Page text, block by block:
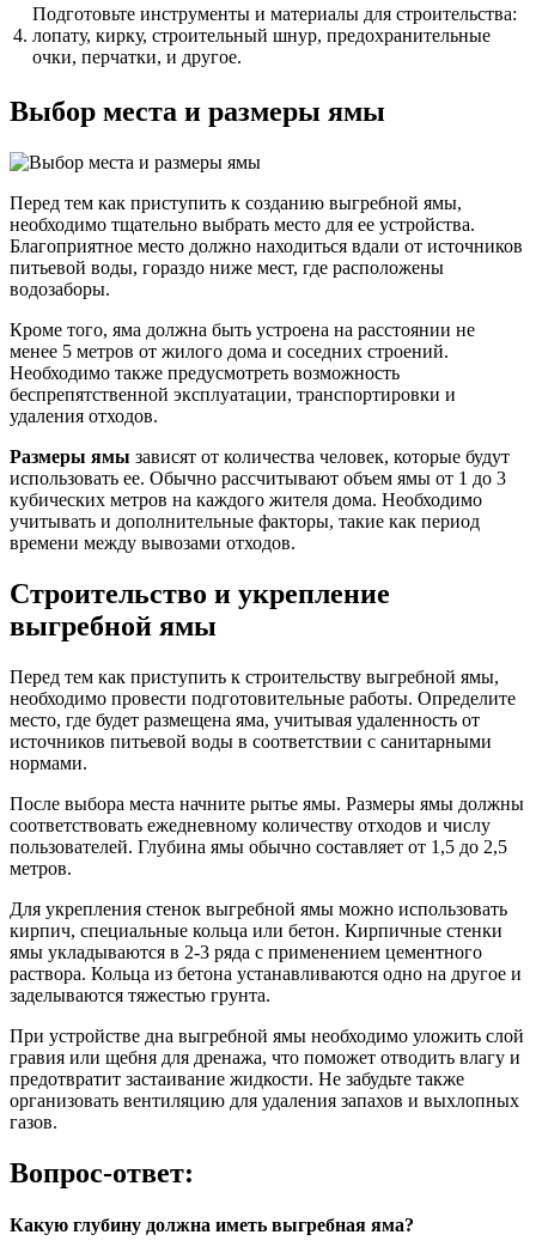
4.
Подготовьте инструменты и материалы для строительства:
лопату, кирку, строительный шнур, предохранительные
очки, перчатки, и другое.
Выбор места и размеры ямы
Перед тем как приступить к созданию выгребной ямы,
необходимо тщательно выбрать место для ее устройства.
Благоприятное место должно находиться вдали от источников
питьевой воды, гораздо ниже мест, где расположены
водозаборы.
Кроме того, яма должна быть устроена на расстоянии не
менее 5 метров от жилого дома и соседних строений.
Необходимо также предусмотреть возможность
беспрепятственной эксплуатации, транспортировки и
удаления отходов.
Размеры ямы зависят от количества человек, которые будут
использовать ее. Обычно рассчитывают объем ямы от 1 до 3
кубических метров на каждого жителя дома. Необходимо
учитывать и дополнительные факторы, такие как период
времени между вывозами отходов.
Строительство и укрепление
выгребной ямы
Перед тем как приступить к строительству выгребной ямы,
необходимо провести подготовительные работы. Определите
место, где будет размещена яма, учитывая удаленность от
источников питьевой воды в соответствии с санитарными
нормами.
После выбора места начните рытье ямы. Размеры ямы должны
соответствовать ежедневному количеству отходов и числу
пользователей. Глубина ямы обычно составляет от 1,5 до 2,5
метров.
Для укрепления стенок выгребной ямы можно использовать
кирпич, специальные кольца или бетон. Кирпичные стенки
ямы укладываются в 2-3 ряда с применением цементного
раствора. Кольца из бетона устанавливаются одно на другое и
заделываются тяжестью грунта.
При устройстве дна выгребной ямы необходимо уложить слой
гравия или щебня для дренажа, что поможет отводить влагу и
предотвратит застаивание жидкости. Не забудьте также
организовать вентиляцию для удаления запахов и выхлопных
газов.
Вопрос-ответ:
Какую глубину должна иметь выгребная яма?